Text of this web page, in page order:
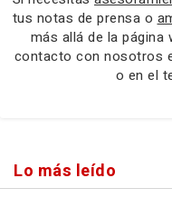
tus notas de prensa o
más allá de la página
contacto con nosotros
o en el
Lo más leído